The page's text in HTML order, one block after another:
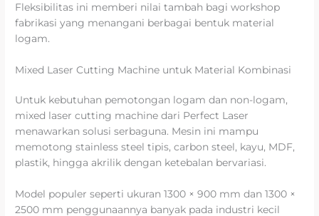
Fleksibilitas ini memberi nilai tambah bagi workshop
fabrikasi yang menangani berbagai bentuk material
logam.
Mixed Laser Cutting Machine untuk Material Kombinasi
Untuk kebutuhan pemotongan logam dan non-logam,
mixed laser cutting machine dari Perfect Laser
menawarkan solusi serbaguna. Mesin ini mampu
memotong stainless steel tipis, carbon steel, kayu, MDF,
plastik, hingga akrilik dengan ketebalan bervariasi.
Model populer seperti ukuran 1300 × 900 mm dan 1300 ×
2500 mm penggunaannya banyak pada industri kecil